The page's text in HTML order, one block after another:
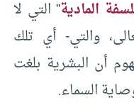
المادية” التي لا
والتي- أي تلك
أن البشرية بلغت
السماء.